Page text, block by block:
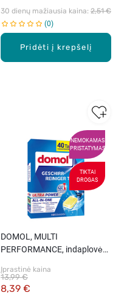
Pridėti į krepšelį
30 dienų mažiausia kaina: 2,51 €
0
NEMOKAMAS
PRISTATYMAS
TIKTAI
DROGAS
DOMOL, MULTI
PERFORMANCE, indaplovės
Įprastinė kaina
8,39 €
13,99 €